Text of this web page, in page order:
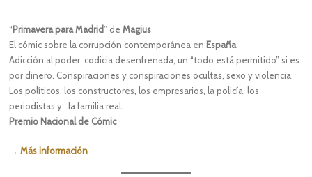
“Primavera para Madrid” deMagius
El cómic sobre la corrupción contemporánea en España.
Adicción al poder, codicia desenfrenada, un “todo está permitido” si es
por dinero. Conspiraciones y conspiraciones ocultas, sexo y violencia.
Los políticos, los constructores, los empresarios, la policía, los
periodistas y…la familia real.
Premio Nacional de Cómic
→ Más información